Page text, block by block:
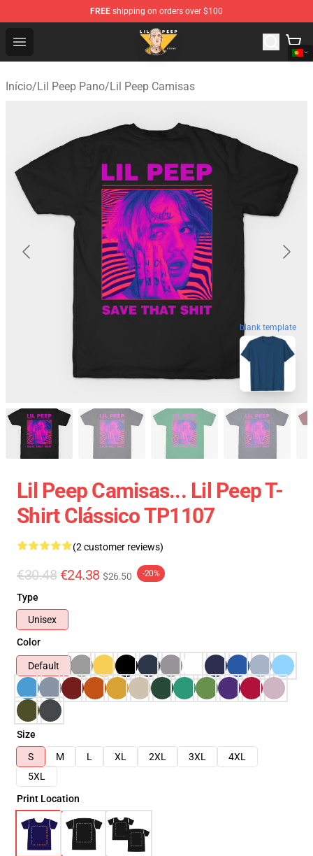
FREE shipping on orders over $100
Open menu
Lil Peep Store - Official Lil Peep Merchandise Shop
Início/Lil Peep Pano/Lil Peep Camisas
blank template
Lil Peep Camisas... Lil Peep T-
Shirt Clássico TP1107
(2 customer reviews)
€30.48 €24.38 $26.50 -20%
Type
Unisex
Color
Default
Size
S
M L XL 2XL 3XL
4XL
5XL
Print Location